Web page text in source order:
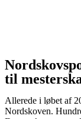
til
Allerede i løbet af
Nordskoven.